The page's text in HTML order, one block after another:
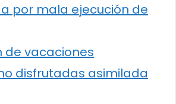
por mala ejecución de
de vacaciones
disfrutadas asimilada